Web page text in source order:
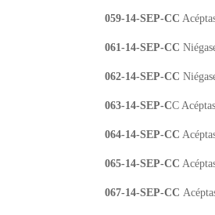
059-14-SEP-CC
061-14-SEP-CC
062-14-SEP-CC
063-14-SEP-CC
064-14-SEP-CC
065-14-SEP-CC
067-14-SEP-CC